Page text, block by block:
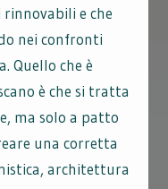
e che
nei confronti
Quello che è
è che si tratta
ma solo a patto
una corretta
architettura